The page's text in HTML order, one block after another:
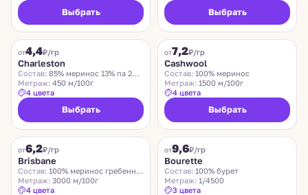
Выбрать Выбрать
от4,4₽/гр
Charleston
Состав: 85% меринос 13% па 2% эластан
Метраж: 450 м/100г
4 цвета
Выбрать
от7,2₽/гр
Cashwool
Состав: 100% меринос
Метраж: 1500 м/100г
4 цвета
Выбрать
от6,2₽/гр
Brisbane
Состав: 100% меринос гребенной
Метраж: 3000 м/100г
4 цвета
Хит
от9,6₽/гр
Bourette
Состав: 100% бурет
Метраж: 1/4500
3 цвета